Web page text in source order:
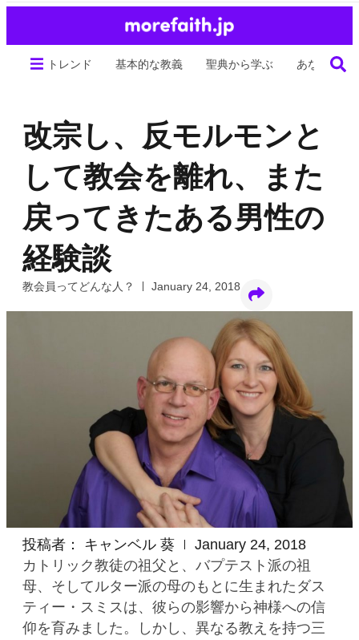
トレンド 基本的な教義 聖典から学ぶ あなたの生
改宗し、反モルモンと
して教会を離れ、また
戻ってきたある男性の
経験談
教会員ってどんな人？ January 24, 2018
投稿者： キャンベル 葵
January 24, 2018
カトリック教徒の祖父と、バプテスト派の祖
母、そしてルター派の母のもとに生まれたダス
ティー・スミスは、彼らの影響から神様への信
仰を育みました。しかし、異なる教えを持つ三